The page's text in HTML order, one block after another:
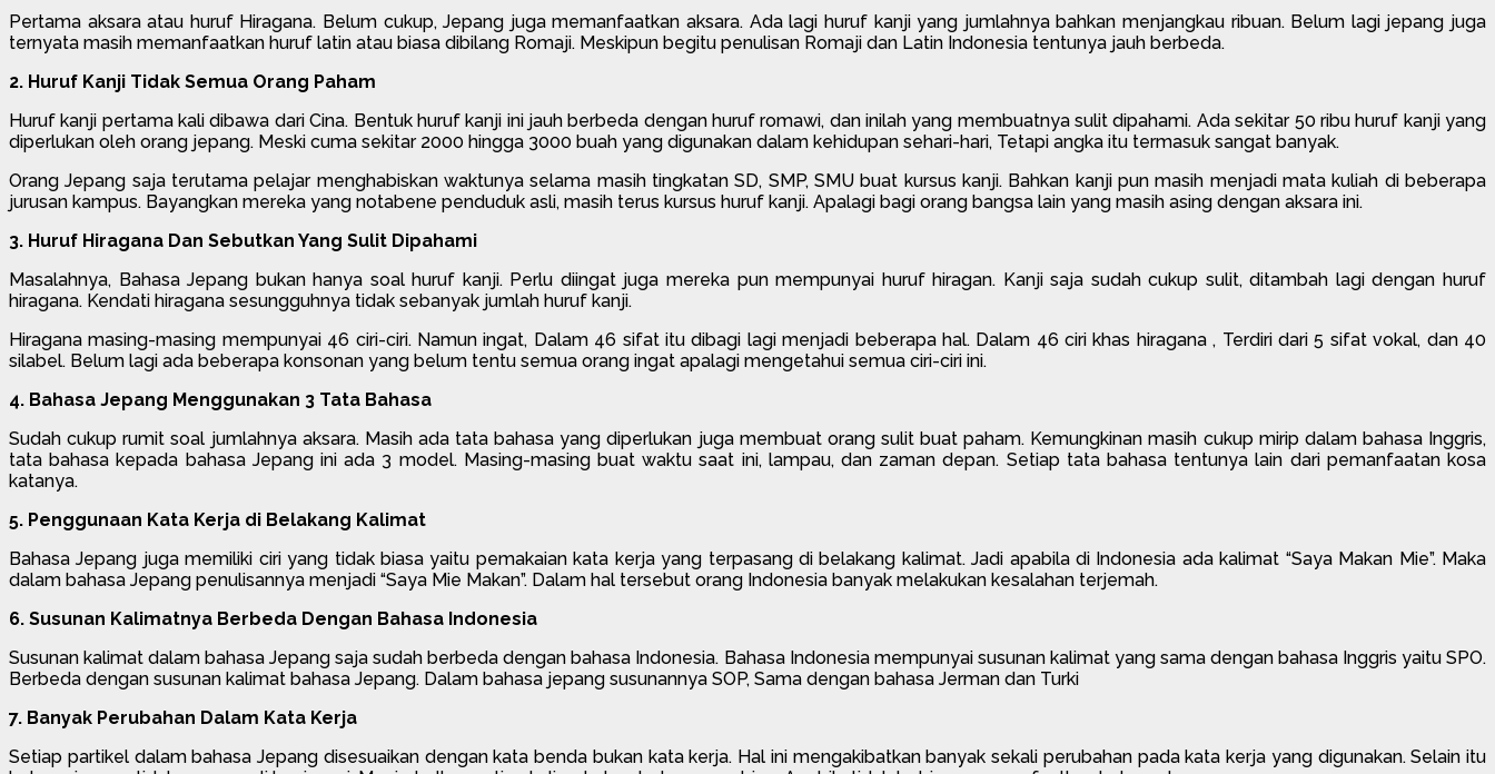
Pertama aksara atau huruf Hiragana. Belum cukup, Jepang juga memanfaatkan aksara. Ada lagi huruf kanji yang jumlahnya bahkan menjangkau ribuan. Belum lagi jepang juga
ternyata masih memanfaatkan huruf latin atau biasa dibilang Romaji. Meskipun begitu penulisan Romaji dan Latin Indonesia tentunya jauh berbeda.
2. Huruf Kanji Tidak Semua Orang Paham
Huruf kanji pertama kali dibawa dari Cina. Bentuk huruf kanji ini jauh berbeda dengan huruf romawi, dan inilah yang membuatnya sulit dipahami. Ada sekitar 50 ribu huruf kanji yang
diperlukan oleh orang jepang. Meski cuma sekitar 2000 hingga 3000 buah yang digunakan dalam kehidupan sehari-hari, Tetapi angka itu termasuk sangat banyak.
Orang Jepang saja terutama pelajar menghabiskan waktunya selama masih tingkatan SD, SMP, SMU buat kursus kanji. Bahkan kanji pun masih menjadi mata kuliah di beberapa
jurusan kampus. Bayangkan mereka yang notabene penduduk asli, masih terus kursus huruf kanji. Apalagi bagi orang bangsa lain yang masih asing dengan aksara ini.
3. Huruf Hiragana Dan Sebutkan Yang Sulit Dipahami
Masalahnya, Bahasa Jepang bukan hanya soal huruf kanji. Perlu diingat juga mereka pun mempunyai huruf hiragan. Kanji saja sudah cukup sulit, ditambah lagi dengan huruf
hiragana. Kendati hiragana sesungguhnya tidak sebanyak jumlah huruf kanji.
Hiragana masing-masing mempunyai 46 ciri-ciri. Namun ingat, Dalam 46 sifat itu dibagi lagi menjadi beberapa hal. Dalam 46 ciri khas hiragana , Terdiri dari 5 sifat vokal, dan 40
silabel. Belum lagi ada beberapa konsonan yang belum tentu semua orang ingat apalagi mengetahui semua ciri-ciri ini.
4. Bahasa Jepang Menggunakan 3 Tata Bahasa
Sudah cukup rumit soal jumlahnya aksara. Masih ada tata bahasa yang diperlukan juga membuat orang sulit buat paham. Kemungkinan masih cukup mirip dalam bahasa Inggris,
tata bahasa kepada bahasa Jepang ini ada 3 model. Masing-masing buat waktu saat ini, lampau, dan zaman depan. Setiap tata bahasa tentunya lain dari pemanfaatan kosa
katanya.
5. Penggunaan Kata Kerja di Belakang Kalimat
Bahasa Jepang juga memiliki ciri yang tidak biasa yaitu pemakaian kata kerja yang terpasang di belakang kalimat. Jadi apabila di Indonesia ada kalimat “Saya Makan Mie”. Maka
dalam bahasa Jepang penulisannya menjadi “Saya Mie Makan”. Dalam hal tersebut orang Indonesia banyak melakukan kesalahan terjemah.
6. Susunan Kalimatnya Berbeda Dengan Bahasa Indonesia
Susunan kalimat dalam bahasa Jepang saja sudah berbeda dengan bahasa Indonesia. Bahasa Indonesia mempunyai susunan kalimat yang sama dengan bahasa Inggris yaitu SPO.
Berbeda dengan susunan kalimat bahasa Jepang. Dalam bahasa jepang susunannya SOP, Sama dengan bahasa Jerman dan Turki
7. Banyak Perubahan Dalam Kata Kerja
Setiap partikel dalam bahasa Jepang disesuaikan dengan kata benda bukan kata kerja. Hal ini mengakibatkan banyak sekali perubahan pada kata kerja yang digunakan. Selain itu